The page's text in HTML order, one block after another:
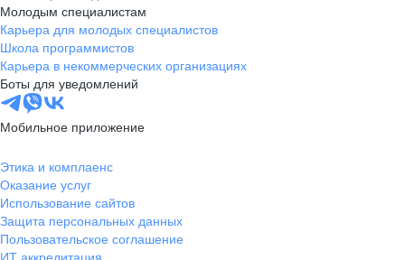
Молодым специалистам
Карьера для молодых специалистов
Школа программистов
Карьера в некоммерческих организациях
Боты для уведомлений
Мобильное приложение
Этика и комплаенс
Оказание услуг
Использование сайтов
Защита персональных данных
Пользовательское соглашение